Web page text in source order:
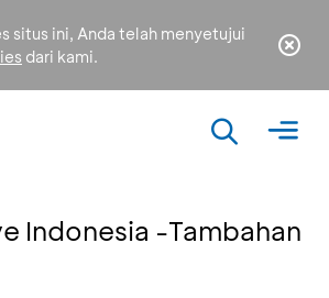
situs ini, Anda telah menyetujui
dari kami.
Indonesia -Tambahan